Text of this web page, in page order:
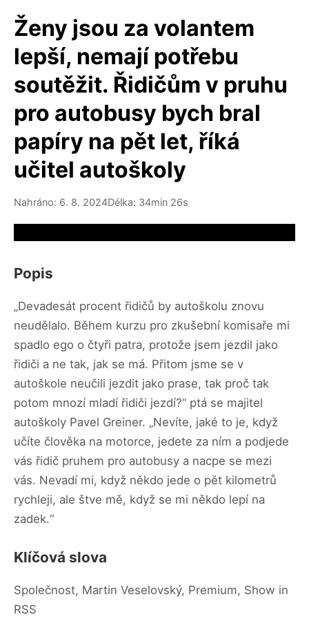
Ženy jsou za volantem
lepší, nemají potřebu
soutěžit. Řidičům v pruhu
pro autobusy bych bral
papíry na pět let, říká
učitel autoškoly
Nahráno: 6. 8. 2024Délka: 34min 26s
Popis
„Devadesát procent řidičů by autoškolu znovu
neudělalo. Během kurzu pro zkušební komisaře mi
spadlo ego o čtyři patra, protože jsem jezdil jako
řidiči a ne tak, jak se má. Přitom jsme se v
autoškole neučili jezdit jako prase, tak proč tak
potom mnozí mladí řidiči jezdí?“ ptá se majitel
autoškoly Pavel Greiner. „Nevíte, jaké to je, když
učíte člověka na motorce, jedete za ním a podjede
vás řidič pruhem pro autobusy a nacpe se mezi
vás. Nevadí mi, když někdo jede o pět kilometrů
rychleji, ale štve mě, když se mi někdo lepí na
zadek.“
Klíčová slova
Společnost, Martin Veselovský, Premium, Show in
RSS